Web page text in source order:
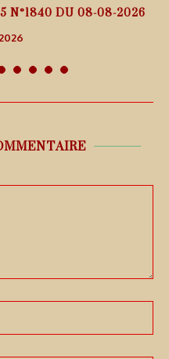
N°1840 DU 08-08-2026